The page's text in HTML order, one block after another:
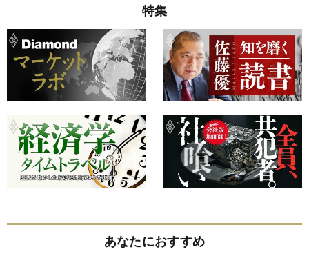
特集
あなたにおすすめ